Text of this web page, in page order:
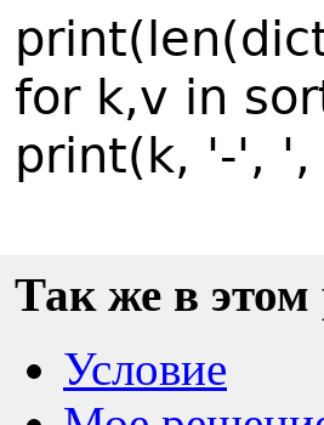
for k,v in
print(k, '-',
Так же в этом
Условие